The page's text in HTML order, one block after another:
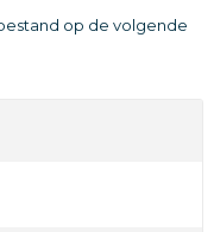
op de volgende